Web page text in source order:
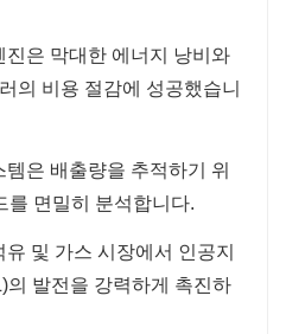
진은 막대한 에너지 낭비와
의 비용 절감에 성공했습니
은 배출량을 추적하기 위
를 면밀히 분석합니다.
및 가스 시장에서 인공지
의 발전을 강력하게 촉진하